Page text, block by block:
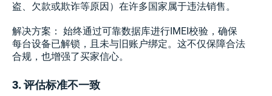
盗、欠款或欺诈等原因）在许多国家属于违法销售。
解决方案： 始终通过可靠数据库进行IMEI校验，确保
每台设备已解锁，且未与旧账户绑定。这不仅保障合法
合规，也增强了买家信心。
3. 评估标准不一致